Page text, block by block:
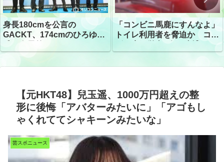
身長180cmを公言の
GACKT、174cmのひろゆき
トざわつき イベントでの写
真が話題
「コンビニ馬鹿にすんなよ」
トイレ利用者を脅迫か コン
【元HKT48】兒玉遥、1000万円超えの整
形に後悔「アバターみたいに」「アゴもし
ゃくれててシャキーンみたいな」
芸スポニュース